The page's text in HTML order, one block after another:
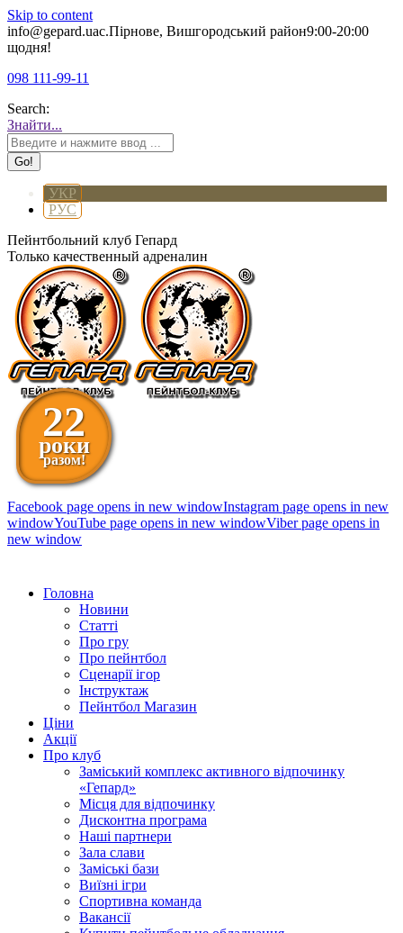
Skip to content
info@gepard.uaс.Пірнове, Вишгородський район9:00-20:00
щодня!
098 111-99-11
Search:
Знайти...
УКР
РУС
Пейнтбольний клуб Гепард
Только качественный адреналин
22
роки
разом!
Facebook page opens in new windowInstagram page opens in new
windowYouTube page opens in new windowViber page opens in
new window
Головна
Новини
Статті
Про гру
Про пейнтбол
Сценарії ігор
Інструктаж
Пейнтбол Магазин
Ціни
Акції
Про клуб
Заміський комплекс активного відпочинку
«Гепард»
Місця для відпочинку
Дисконтна програма
Наші партнери
Зала слави
Заміські бази
Виїзні ігри
Спортивна команда
Вакансії